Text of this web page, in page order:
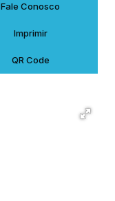
Fale Conosco
Imprimir
QR Code